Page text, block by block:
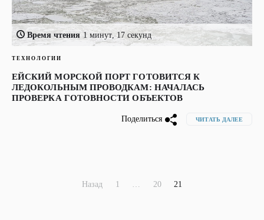
Время чтения 1 минут, 17 секунд
ТЕХНОЛОГИИ
ЕЙСКИЙ МОРСКОЙ ПОРТ ГОТОВИТСЯ К
ЛЕДОКОЛЬНЫМ ПРОВОДКАМ: НАЧАЛАСЬ
ПРОВЕРКА ГОТОВНОСТИ ОБЪЕКТОВ
Поделиться ЧИТАТЬ ДАЛЕЕ
Назад 1 20 21